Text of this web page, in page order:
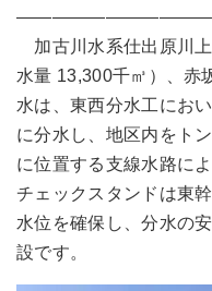
加古川水系仕出原川
水量 13,300千㎥）、赤
水は、東西分水工にお
に分水し、地区内をト
に位置する支線水路に
チェックスタンドは東
水位を確保し、分水の
設です。